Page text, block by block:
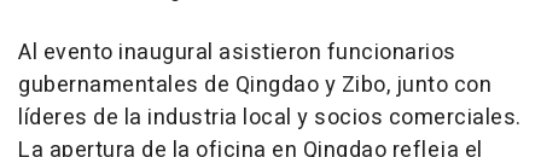
Al evento inaugural asistieron funcionarios
gubernamentales de Qingdaoy Zibo, junto con
líderes de la industria local y socios comerciales.
La apertura de la oficina en Qingdao refleja el